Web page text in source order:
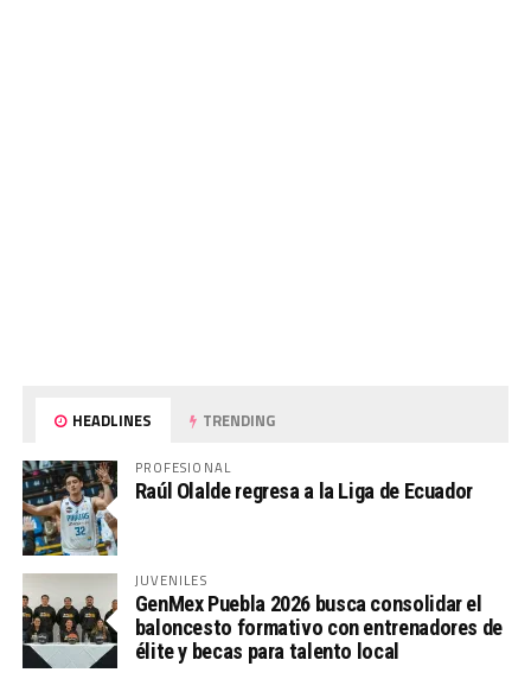
HEADLINES TRENDING
PROFESIONAL
Raúl Olalde regresa a la Liga de Ecuador
JUVENILES
GenMex Puebla 2026 busca consolidar el
baloncesto formativo con entrenadores de
élite y becas para talento local